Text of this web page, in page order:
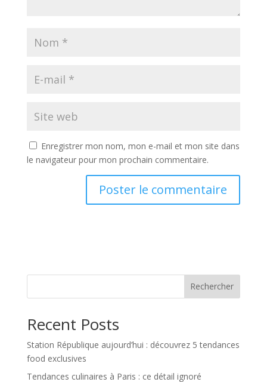
Enregistrer mon nom, mon e-mail et mon site dans
le navigateur pour mon prochain commentaire.
Rechercher
Recent Posts
Station République aujourd’hui : découvrez 5 tendances
food exclusives
Tendances culinaires à Paris : ce détail ignoré